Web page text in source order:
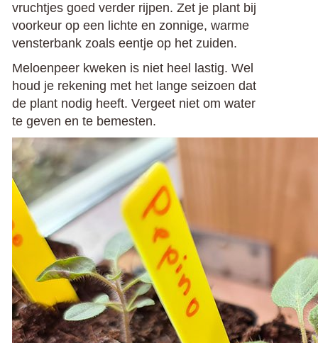
vruchtjes goed verder rijpen. Zet je plant bij
voorkeur op een lichte en zonnige, warme
vensterbank zoals eentje op het zuiden.
Meloenpeer kweken is niet heel lastig. Wel
houd je rekening met het lange seizoen dat
de plant nodig heeft. Vergeet niet om water
te geven en te bemesten.